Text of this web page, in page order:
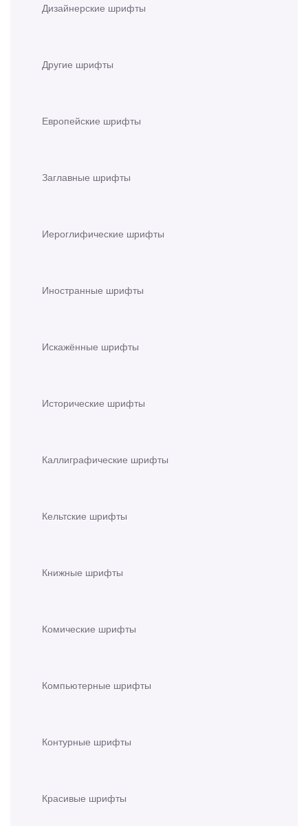
Дизайнерские шрифты
Другие шрифты
Европейские шрифты
Заглавные шрифты
Иероглифические шрифты
Иностранные шрифты
Искажённые шрифты
Исторические шрифты
Каллиграфические шрифты
Кельтские шрифты
Книжные шрифты
Комические шрифты
Компьютерные шрифты
Контурные шрифты
Красивые шрифты